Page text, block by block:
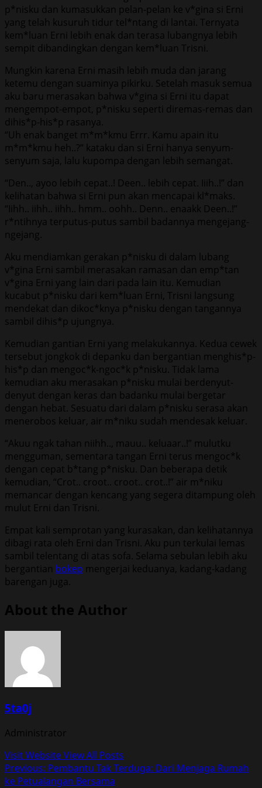
p*nisku dan kumasukkan pelan-pelan ke v*gina si Erni
yang telah kusuruh tidur tel*ntang di lantai. Ternyata
kem*luan Erni lebih enak dan terasa lubangnya lebih
sempit dibandingkan dengan kem*luan Trisni.
Mungkin karena Erni masih lebih muda dan jarang
ketemu dengan suaminya pikirku. Setelah masuk semua
aku baru merasakan bahwa v*gina si Erni itu dapat
mengempot-empot, p*nisku seperti diremas-remas dan
dihis*p-his*p rasanya.
“Uh enak banget m*m*kmu Errr. Kamu apain itu
m*m*kmu heh..?” kataku dan si Erni hanya senyum-
senyum saja, lalu kupompa dengan lebih semangat.
“Den.., ayoo lebih cepat..! Deen.. lebih cepat. Iiih..!” dan
kelihatan bahwa si Erni pun akan mencapai kl*maks.
“Iihh.. iihh.. iihh.. hmm.. oohh.. Denn.. enaakk Deen..!”
r*ntihnya terputus-putus sambil badannya mengejang-
ngejang.
Aku mendiamkan gerakan p*nisku di dalam lubang
v*gina Erni sambil merasakan ramasan dan emp*tan
v*gina Erni yang lain dari pada lain itu. Kemudian
kucabut p*nisku dari kem*luan Erni, Trisni langsung
mendekat dan dikoc*knya p*nisku dengan tangannya
sambil dihis*p ujungnya.
Kemudian gantian Erni yang melakukannya. Kedua cewek
tersebut jongkok di depanku dan bergantian menghis*p-
his*p dan mengoc*k-ngoc*k p*nisku. Tidak lama
kemudian aku merasakan p*nisku mulai berdenyut-
denyut dengan keras dan badanku mulai bergetar
dengan hebat. Sesuatu dari dalam p*nisku serasa akan
menerobos keluar, air m*niku sudah mendesak keluar.
“Akuu ngak tahan niihh.., mauu.. keluaar..!” mulutku
mengguman, sementara tangan Erni terus mengoc*k
dengan cepat b*tang p*nisku. Dan beberapa detik
kemudian, “Crot.. croot.. croot.. crot..!” air m*niku
memancar dengan kencang yang segera ditampung oleh
mulut Erni dan Trisni.
Empat kali semprotan yang kurasakan, dan kelihatannya
dibagi rata oleh Erni dan Trisni. Aku pun terkulai lemas
sambil telentang di atas sofa. Selama sebulan lebih aku
bergantian bokep mengerjai keduanya, kadang-kadang
barengan juga.
About the Author
5ta0j
Administrator
Visit WebsiteView All Posts
Post
Previous: Pembantu Tak Terduga: Dari Menjaga Rumah
ke Petualangan Bersama